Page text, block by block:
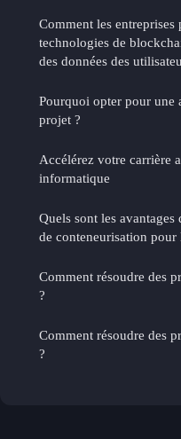
Comment les
technologies de
des données des
Pourquoi opter pour une
projet ?
Accélérez votre carrière
informatique
Quels sont les
de conteneurisation
Comment résoudre des
?
Comment résoudre des
?